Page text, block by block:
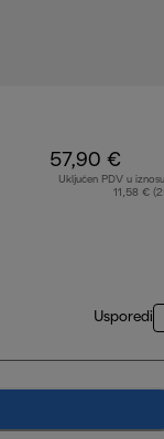
57,90 €
Uključen PDV u
11,58 €
Usporedi